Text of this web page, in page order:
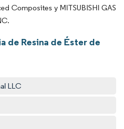
Composites y MITSUBISHI GAS
de Resina de Éster de
LLC